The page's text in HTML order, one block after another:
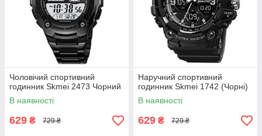
Чоловічий спортивний
годинник Skmei 2473 Чорний
В наявності
629 ₴ 729 ₴
Наручний спортивний
годинник Skmei 1742 (Чорні)
В наявності
629 ₴ 729 ₴